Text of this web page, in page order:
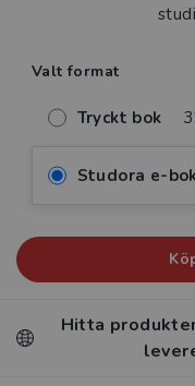
Valt format
Tryckt bok
Studora e-
Hitta